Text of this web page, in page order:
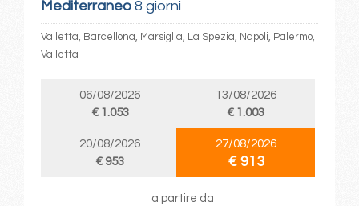
Mediterraneo8 giorni
Valletta, Barcellona, Marsiglia, La Spezia, Napoli, Palermo,
Valletta
06/08/2026
€ 1.053
13/08/2026
€ 1.003
20/08/2026
€ 953
27/08/2026
€ 913
a partire da